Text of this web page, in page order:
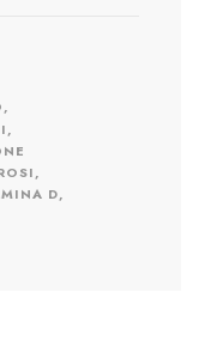
,
,
,
D,